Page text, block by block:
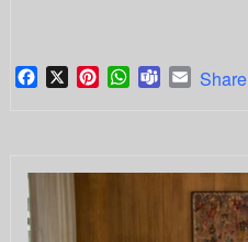
Facebook
X PinterestWhatsApp
TeamsEmail
Share